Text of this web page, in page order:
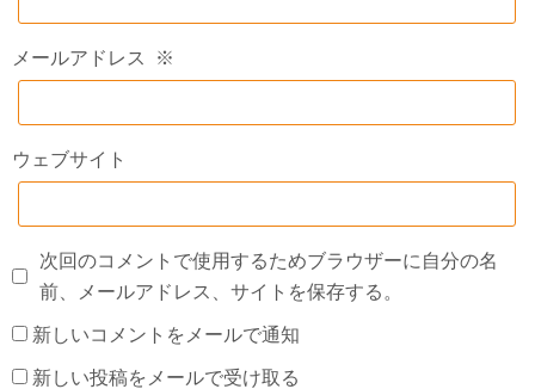
メールアドレス ※
ウェブサイト
次回のコメントで使用するためブラウザーに自分の名
前、メールアドレス、サイトを保存する。
新しいコメントをメールで通知
新しい投稿をメールで受け取る